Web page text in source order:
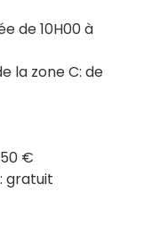
de 10H00 à
la zone C: de
€
gratuit